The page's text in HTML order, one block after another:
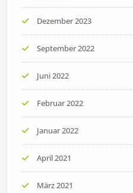
Dezember 2023
September 2022
Juni 2022
Februar 2022
Januar 2022
April 2021
März 2021